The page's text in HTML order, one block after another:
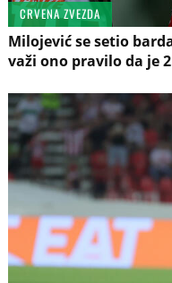
CRVENA ZVEZDA
Milojević se setio
važi ono pravilo da je